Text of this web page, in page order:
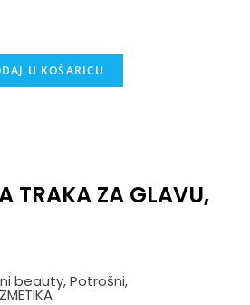
U KOŠARICU
TRAKA ZA GLAVU,
beauty,Potrošni,